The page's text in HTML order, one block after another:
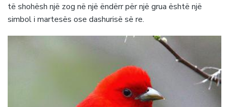
të shohësh një zog në një ëndërr për një grua është një
simbol i martesës ose dashurisë së re.